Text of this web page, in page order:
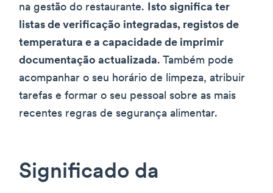
na gestão do restaurante. Isto significa ter
listas de verificação integradas, registos de
temperatura e a capacidade de imprimir
documentação actualizada. Também pode
acompanhar o seu horário de limpeza, atribuir
tarefas e formar o seu pessoal sobre as mais
recentes regras de segurança alimentar.
Significado da